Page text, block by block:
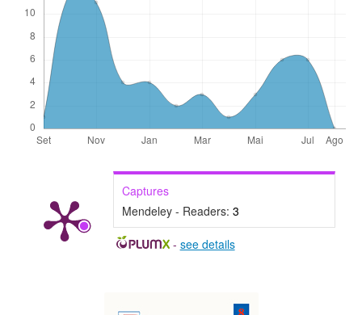
Captures
Mendeley - Readers: 3
- see details